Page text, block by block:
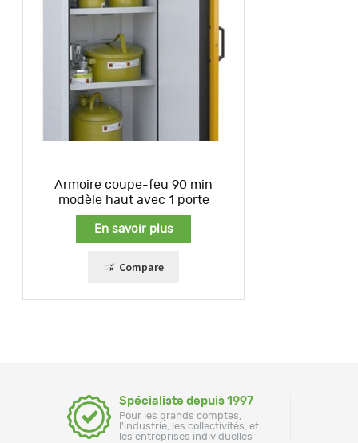
Armoire coupe-feu 90 min
modèle haut avec 1 porte
En savoir plus
Compare
Spécialiste depuis 1997
Pour les grands comptes,
l'industrie, les collectivités, et
les entreprises individuelles